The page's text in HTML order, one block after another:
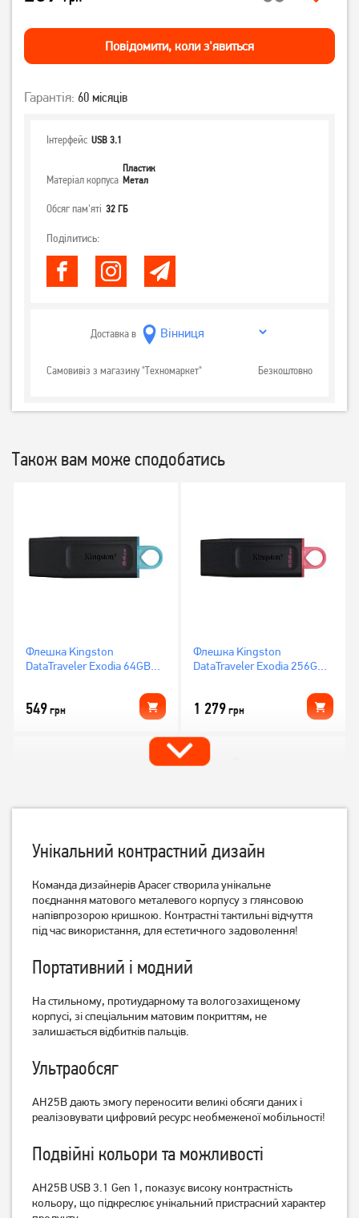
Повiдомити, коли з'явиться
Гарантія: 60 місяців
Інтерфейс USB 3.1
Матеріал корпуса
Пластик
Метал
Обсяг пам'яті 32 ГБ
Поділитись:
Доставка в
Самовивіз з магазину "Техномаркет" Безкоштовно
Також вам може сподобатись
Флешка Kingston
DataTraveler Exodia 64GB
549грн
Флешка Kingston
DataTraveler Exodia 256GB
1 279грн
Флешка Kingston
DataTraveler Exodia 128GB
USB 3.2 Gen 1 Black/Yellow
749грн
Флешка Apacer AH25B
64GB USB 3.1 Red
(AP64GAH25BR-1)
Флешка Kingston
Black/Pink (DTX/256GB)
Флешка Kingston
USB 3.2 Gen 1 Black/Orange
(DTXS/256GB)
Унікальний контрастний дизайн
Команда дизайнерів Apacer створила унікальне
поєднання матового металевого корпусу з глянсовою
напівпрозорою кришкою. Контрастні тактильні відчуття
під час використання, для естетичного задоволення!
Портативний і модний
На стильному, протиударному та вологозахищеному
корпусі, зі спеціальним матовим покриттям, не
залишається відбитків пальців.
Ультраобсяг
AH25B дають змогу переносити великі обсяги даних і
реалізовувати цифровий ресурс необмеженої мобільності!
Подвійні кольори та можливості
AH25B USB 3.1 Gen 1, показує високу контрастність
кольору, що підкреслює унікальний пристрасний характер